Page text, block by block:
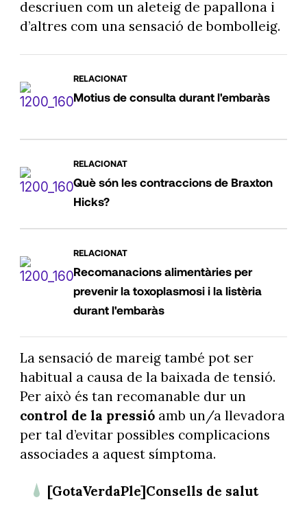
descriuen com un aleteig de papallona i
d’altres com una sensació de bombolleig.
RELACIONAT
Motius de consulta durant l'embaràs
RELACIONAT
Què són les contraccions de Braxton
Hicks?
RELACIONAT
Recomanacions alimentàries per
prevenir la toxoplasmosi i la listèria
durant l'embaràs
La sensació de mareig també pot ser
habitual a causa de la baixada de tensió.
Per això és tan recomanable dur un
control de la pressióamb un/a llevadora
per tal d’evitar possibles complicacions
associades a aquest símptoma.
[GotaVerdaPle]Consells de salut